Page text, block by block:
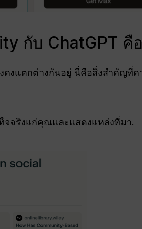
กับ ChatGPT คื
คงแตกต่างกันอยู่ นี่คือสิ่งสำคัญที่ค
จจริงแก่คุณและแสดงแหล่งที่มา.